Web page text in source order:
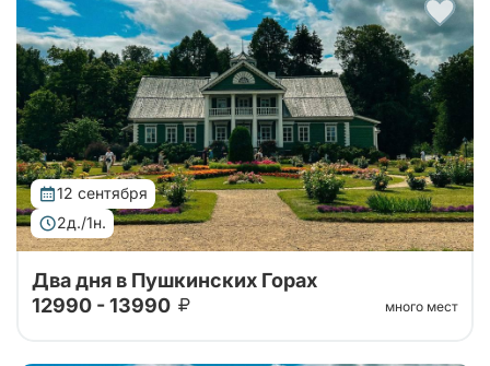
Автобусный тур в Пушкинские горы на 2 дня из
Санкт-Петербурга. Погружение в атмосферу
усадеб, парков и знаковых мест, связанных с
жизнью и творчеством Александра Сергееви...
12 сентября
2д./1н.
Два дня в Пушкинских Горах
12990 - 13990
много мест